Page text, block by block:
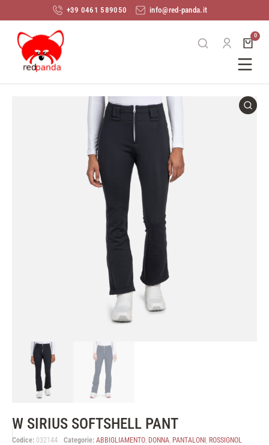
+39 0461 589050 info@red-panda.it
W SIRIUS SOFTSHELL PANT
Codice: 032144 Categorie: ABBIGLIAMENTO, DONNA, PANTALONI , ROSSIGNOL